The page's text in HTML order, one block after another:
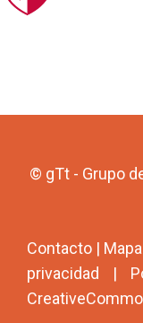
© gTt - Grupo
Contacto |
privacidad |